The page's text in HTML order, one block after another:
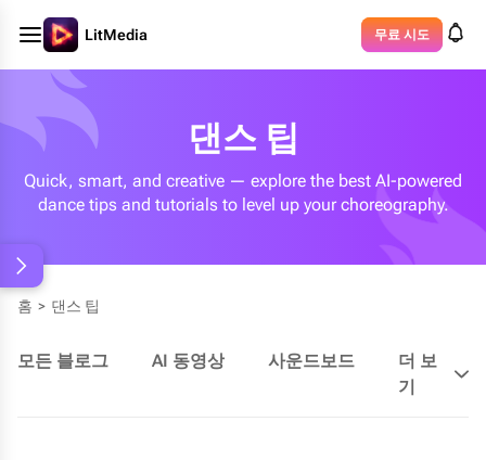
LitMedia 무료 시도
댄스 팁
Quick, smart, and creative — explore the best AI-powered
dance tips and tutorials to level up your choreography.
홈 > 댄스 팁
모든 블로그 AI 동영상 사운드보드
더 보
기